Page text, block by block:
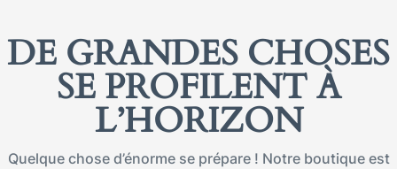
DE GRANDES CHOSES
SE PROFILENT À
L’HORIZON
Quelque chose d’énorme se prépare ! Notre boutique est